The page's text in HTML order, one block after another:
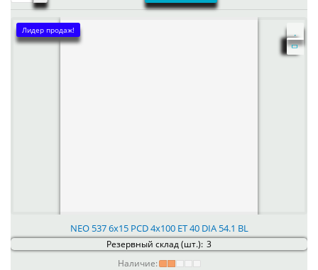
Лидер продаж!
NEO 537 6x15 PCD 4x100 ET 40 DIA 54.1 BL
Резервный склад (шт.): 3
Наличие: